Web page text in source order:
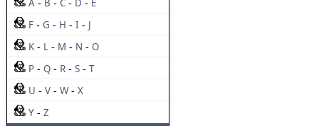
A - B - C - D - E
F - G - H - I - J
K - L - M - N - O
P - Q - R - S - T
U - V - W - X
Y - Z